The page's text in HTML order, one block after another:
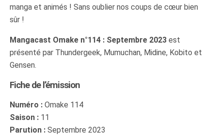
manga et animés ! Sans oublier nos coups de cœur bien
sûr !
Mangacast Omake n°114 : Septembre 2023 est
présenté par Thundergeek, Mumuchan, Midine, Kobito et
Gensen.
Fiche de l’émission
Numéro : Omake 114
Saison : 11
Parution : Septembre 2023